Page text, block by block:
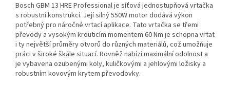
Bosch GBM 13 HRE Professional je síťová jednostupňová vrtačka
s robustní konstrukcí. Její silný 550W motor dodává výkon
potřebný pro náročné vrtací aplikace. Tato vrtačka se třemi
převody a vysokým krouticím momentem 60 Nm je schopna vrtat
i ty největší průměry otvorů do různých materiálů, což umožňuje
práci v široké škále situací. Rovněž nabízí maximální odolnost a
je vybavena ozubenými koly, kuličkovými a jehlovými ložisky a
robustním kovovým krytem převodovky.